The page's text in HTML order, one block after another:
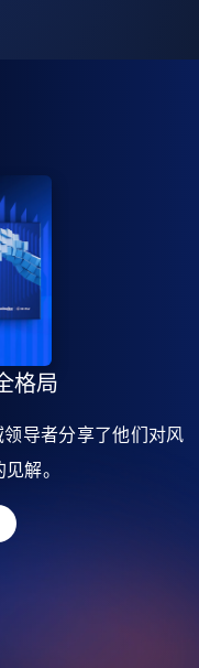
格局
导者分享了他们对风
解。